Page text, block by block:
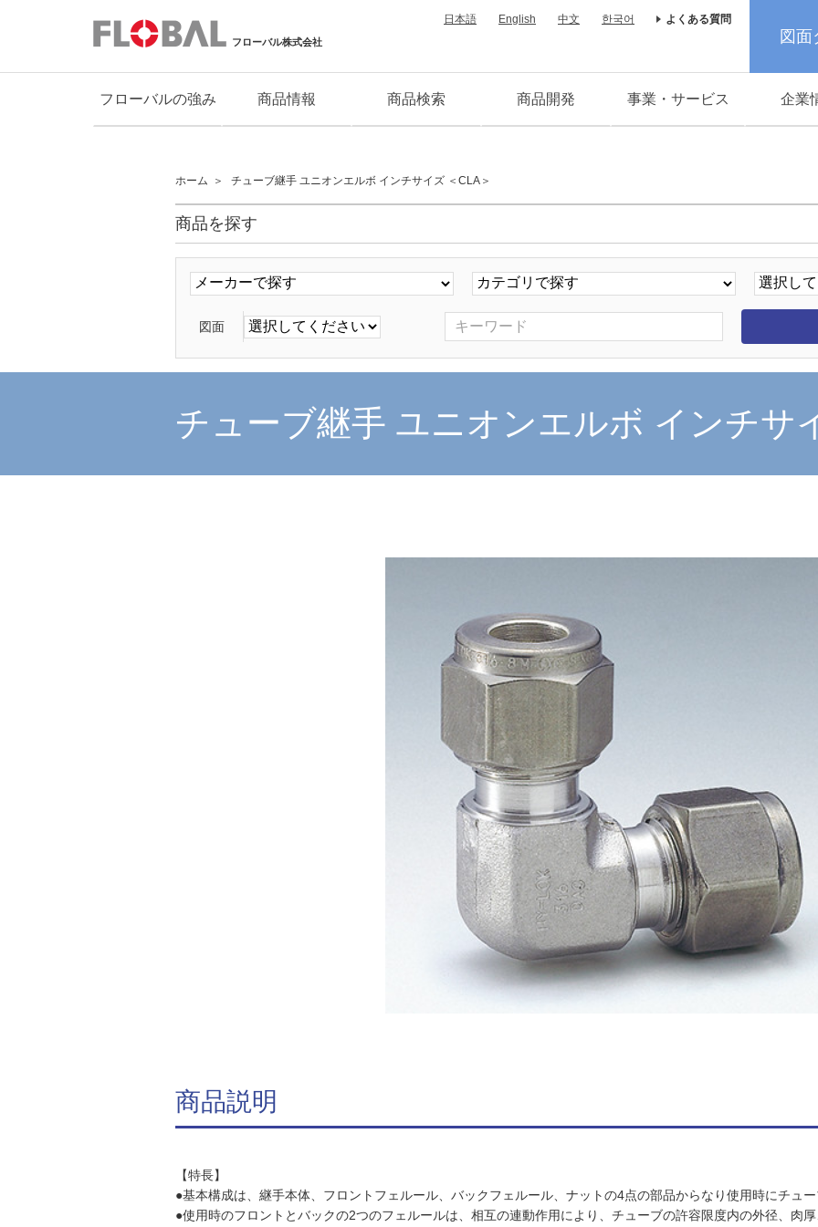
フローバル株式会社
日本語 English 中文 한국어 よくある質問
図面
フローバルの強み 商品情報 商品検索 商品開発 事業・サービス 企業
ホーム チューブ継手 ユニオンエルボ インチサイズ ＜CLA＞
商品を探す
図面
チューブ継手 ユニオンエルボ インチサ
商品説明
【特長】
●基本構成は、継手本体、フロントフェルール、バックフェルール、ナットの4点の部品からなり使用時にチュー
●使用時のフロントとバックの2つのフェルールは、相互の連動作用により、チューブの許容限度内の外径、肉